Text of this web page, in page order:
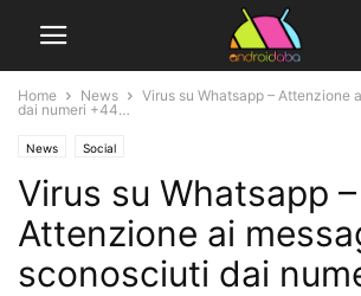
Home News
Virus su Whatsapp – Attenzione
dai numeri +44…
News Social
Virus su Whatsapp –
Attenzione ai
sconosciuti dai